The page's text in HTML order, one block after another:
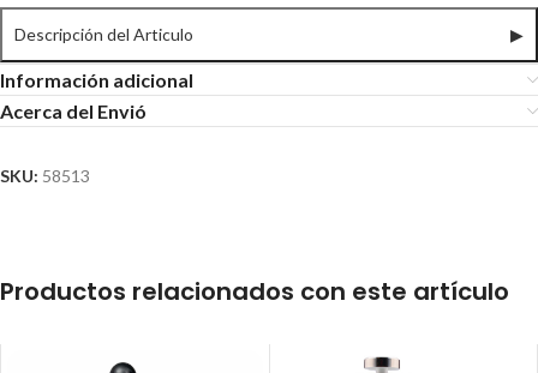
Descripción del Articulo ▶
Información adicional
Acerca del Envió
SKU: 58513
Productos relacionados con este artículo